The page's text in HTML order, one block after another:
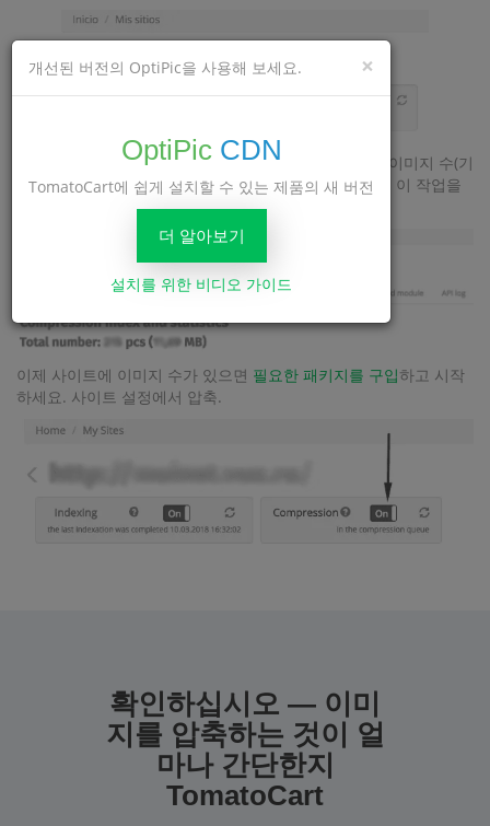
첫 번째 인덱싱이 완료된 후 시스템은 사이트에서 찾을 이미지 수(기
가바이트 수)를 표시합니다. 압축 지수 및 통계 탭에서 이 작업을
수행할 수 있습니다.
이제 사이트에 이미지 수가 있으면 필요한 패키지를 구입하고 시작
하세요. 사이트 설정에서 압축.
확인하십시오 — 이미
지를 압축하는 것이 얼
마나 간단한지
TomatoCart
×
개선된 버전의 OptiPic을 사용해 보세요.
OptiPic CDN
TomatoCart에 쉽게 설치할 수 있는 제품의 새 버전
더 알아보기
설치를 위한 비디오 가이드